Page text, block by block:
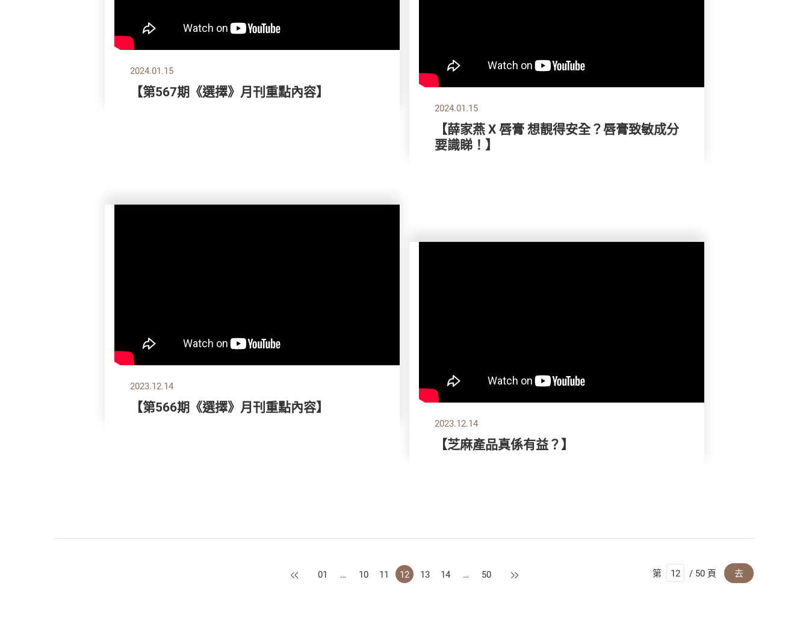
2024.01.15
【第567期《選擇》月刊重點內容】
2024.01.15
【薛家燕 X 唇膏 想靚得安全？唇膏致敏成分
要識睇！】
2023.12.14
【第566期《選擇》月刊重點內容】
2023.12.14
【芝麻產品真係有益？】
上一頁
01 … 10 11 12 13 14 … 50 下一頁 第 / 50 頁 去